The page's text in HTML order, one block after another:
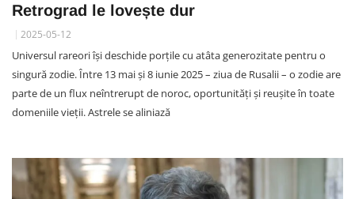
Retrograd le lovește dur
2025-05-12
Universul rareori își deschide porțile cu atâta generozitate pentru o
singură zodie. Între 13 mai și 8 iunie 2025 – ziua de Rusalii – o zodie are
parte de un flux neîntrerupt de noroc, oportunități și reușite în toate
domeniile vieții. Astrele se aliniază